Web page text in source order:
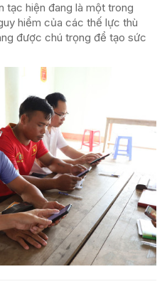
tạc hiện đang là một trong
hiểm của các thế lực thù
được chú trọng để tạo sức